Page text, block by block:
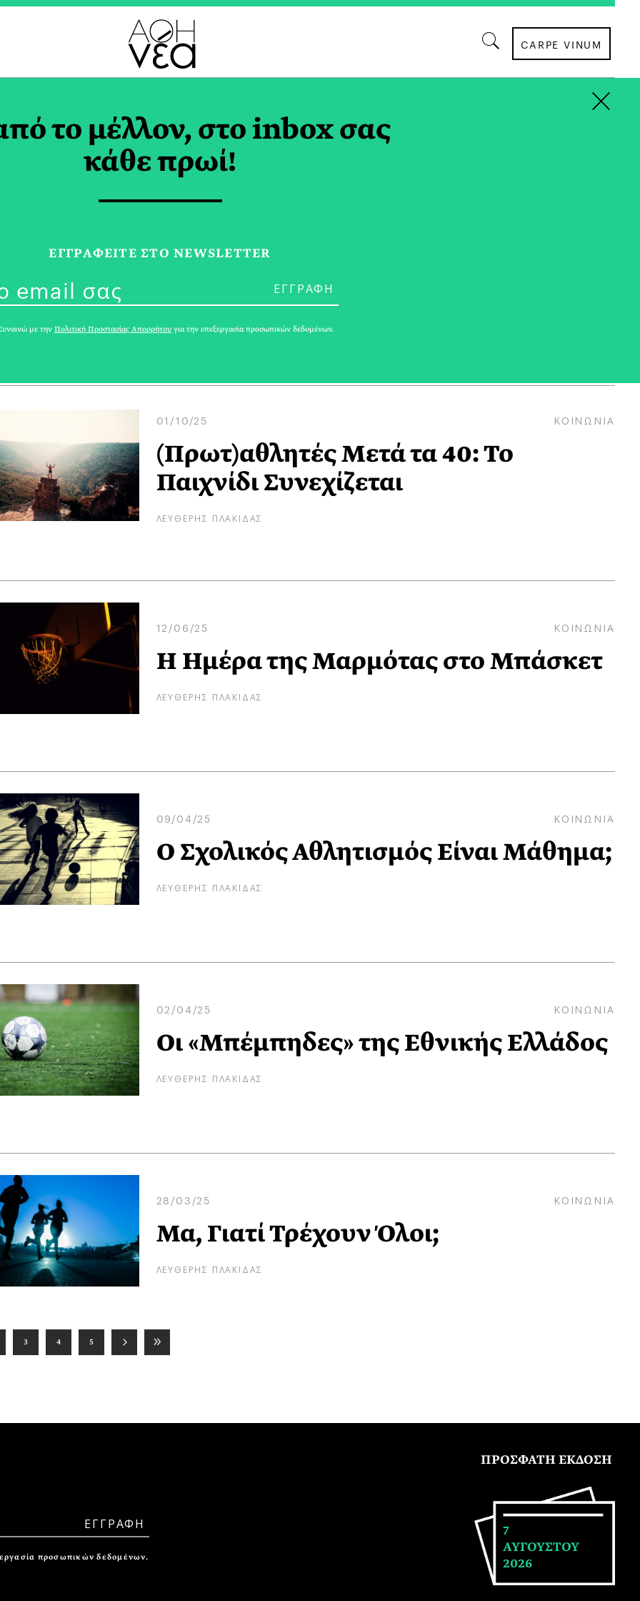
CARPE VINUM
TAG
Κορίτσια και Ποδόσφαιρο: Ένα
Γήπεδο Χωρίς Όρια
ΑΘΗΝΕΑ
01/10/25 ΚΟΙΝΩΝΙΑ
(Πρωτ)αθλητές Μετά τα 40: Το
Παιχνίδι Συνεχίζεται
ΛΕΥΘΕΡΗΣ ΠΛΑΚΙΔΑΣ
12/06/25 ΚΟΙΝΩΝΙΑ
Η Ημέρα της Μαρμότας στο Μπάσκετ
ΛΕΥΘΕΡΗΣ ΠΛΑΚΙΔΑΣ
09/04/25 ΚΟΙΝΩΝΙΑ
Ο Σχολικός Αθλητισμός Είναι Μάθημα;
ΛΕΥΘΕΡΗΣ ΠΛΑΚΙΔΑΣ
02/04/25 ΚΟΙΝΩΝΙΑ
Οι «Μπέμπηδες» της Εθνικής Ελλάδος
ΛΕΥΘΕΡΗΣ ΠΛΑΚΙΔΑΣ
28/03/25 ΚΟΙΝΩΝΙΑ
Μα, Γιατί Τρέχουν Όλοι;
ΛΕΥΘΕΡΗΣ ΠΛΑΚΙΔΑΣ
3 4 5
προσωπικών δεδομένων.
ΠΡΟΣΦΑΤΗ ΕΚΔΟΣΗ
7
ΑΥΓΟΥΣΤΟΥ
2026
το μέλλον, στο inbox σας
κάθε πρωί!
ΕΓΓPΑΦΕΙΤΕ ΣΤΟ NEWSLETTER
με την Πολιτική Προστασίας Απορρήτου για την επεξεργασία προσωπικών δεδομένων.
×